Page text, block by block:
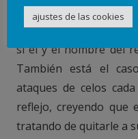
hombre pellizcó su
en la consulta del
si él y el hombre del
También está el
ataques de celos
reflejo, creyendo que
tratando de quitarle a
ajustes de las cookies